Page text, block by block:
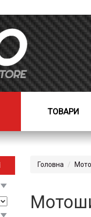
ТОВАРИ
Головна